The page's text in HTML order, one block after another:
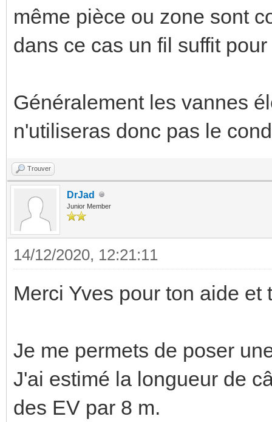
même pièce ou zone sont
dans ce cas un fil suffit
Généralement les vannes
n'utiliseras donc pas le
Trouver
DrJad
Junior Member
14/12/2020, 12:21:11
Merci Yves pour ton aide et
Je me permets de poser
J'ai estimé la longueur de
des EV par 8 m.